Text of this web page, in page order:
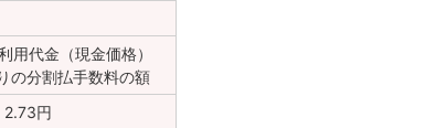
用代金（現金価格）
の分割払手数料の額
2.73円